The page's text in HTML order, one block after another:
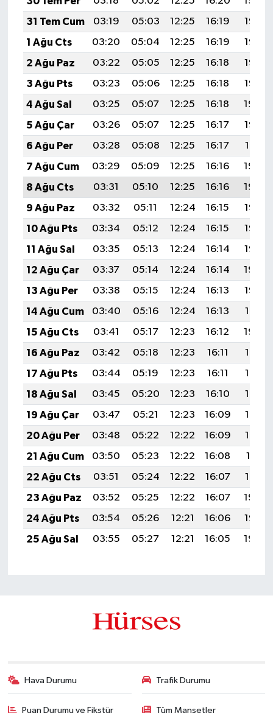
31 Tem Cum
03:19 05:03 12:25 16:19
19:38
1 Ağu Cts
03:20 05:04 12:25 16:19
19:37
2 Ağu Paz
03:22 05:05 12:25 16:18
19:36
3 Ağu Pts
03:23 05:06 12:25 16:18
19:35
4 Ağu Sal
03:25 05:07 12:25 16:18
19:34
5 Ağu Çar
03:26 05:07 12:25 16:17
19:32
6 Ağu Per
03:28 05:08 12:25 16:17
19:31
7 Ağu Cum
03:29 05:09 12:25 16:16
19:30
8 Ağu Cts
03:31 05:10 12:25 16:16
19:29
9 Ağu Paz
03:32 05:11 12:24 16:15
19:28
10 Ağu Pts
03:34 05:12 12:24 16:15
19:26
11 Ağu Sal
03:35 05:13 12:24 16:14
19:25
12 Ağu Çar
03:37 05:14 12:24 16:14
19:24
13 Ağu Per
03:38 05:15 12:24 16:13
19:22
14 Ağu Cum
03:40 05:16 12:24 16:13
19:21
15 Ağu Cts
03:41 05:17 12:23 16:12
19:20
16 Ağu Paz
03:42 05:18 12:23 16:11
19:18
17 Ağu Pts
03:44 05:19 12:23 16:11
19:17
18 Ağu Sal
03:45 05:20 12:23 16:10
19:16
19 Ağu Çar
03:47 05:21 12:23 16:09
19:14
20 Ağu Per
03:48 05:22 12:22 16:09
19:13
21 Ağu Cum
03:50 05:23 12:22 16:08
19:11
22 Ağu Cts
03:51 05:24 12:22 16:07
19:10
23 Ağu Paz
03:52 05:25 12:22 16:07
19:08
24 Ağu Pts
03:54 05:26 12:21 16:06
19:07
25 Ağu Sal
03:55 05:27 12:21 16:05 19:05
Hava Durumu Trafik Durumu
Puan Durumu ve Fikstür Tüm Manşetler